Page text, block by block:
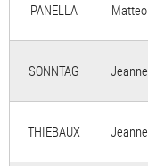
PANELLA Matteo
SONNTAG Jeanne
THIEBAUX Jeanne